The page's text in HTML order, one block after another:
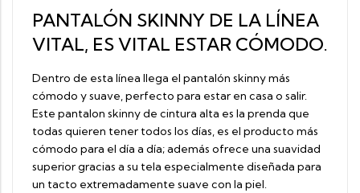
PANTALÓN SKINNY DE LA LÍNEA
VITAL, ES VITAL ESTAR CÓMODO.
Dentro de esta línea llega el pantalón skinny más
cómodo y suave, perfecto para estar en casa o salir.
Este pantalon skinny de cintura alta es la prenda que
todas quieren tener todos los días, es el producto más
cómodo para el día a día; además ofrece una suavidad
superior gracias a su tela especialmente diseñada para
un tacto extremadamente suave con la piel.